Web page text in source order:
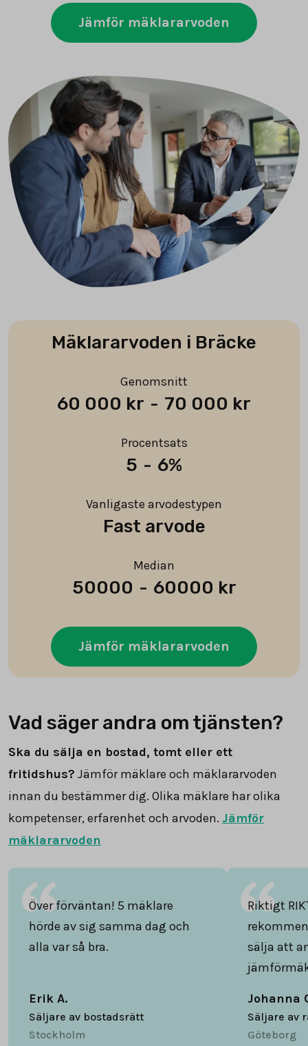
Jämför mäklararvoden
Mäklararvoden i Bräcke
Genomsnitt
60 000 kr - 70 000 kr
Procentsats
5 - 6%
Vanligaste arvodestypen
Fast arvode
Median
50000 - 60000 kr
Jämför mäklararvoden
Vad säger andra om tjänsten?
Ska du sälja en bostad, tomt eller ett
fritidshus? Jämför mäklare och mäklararvoden
innan du bestämmer dig. Olika mäklare har olika
kompetenser, erfarenhet och arvoden. Jämför
mäklararvoden
Över förväntan! 5 mäklare
hörde av sig samma dag och
alla var så bra.
Erik A.
Säljare av bostadsrätt
Stockholm
Riktigt
sälja att
Johanna
Säljare av
Göteborg